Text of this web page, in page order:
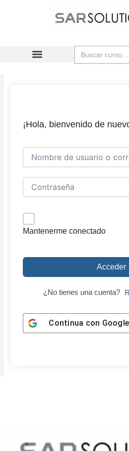
Buscar:
¡Hola, bienvenido de
Mantenerme conectado
Acceder
¿No tienes una cuenta?
Continua con Google